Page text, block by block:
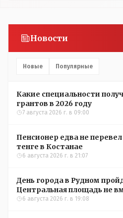
Новости
Новые Популярные
Какие специальности
грантов в 2026 году
7 августа 2026 г. в 09:00
Пенсионер едва не
тенге в Костанае
6 августа 2026 г. в 21:07
День города в Рудном
Центральная площадь не
желающих
6 августа 2026 г. в 19:08